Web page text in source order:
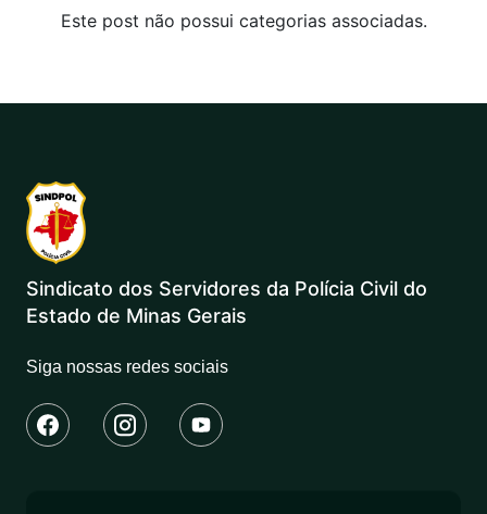
Este post não possui categorias associadas.
Sindicato dos Servidores da Polícia Civil do
Estado de Minas Gerais
Siga nossas redes sociais